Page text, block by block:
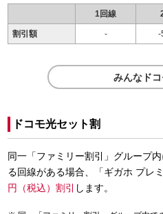
1回線
割引額 - -
みんなドコ
ドコモ光セット割
同一「ファミリー割引」グループ
る回線がある場合、「ギガホ プレ
円（税込）割引
します。